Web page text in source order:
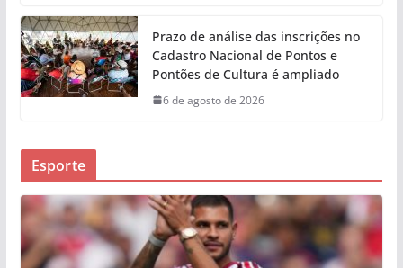
Prazo de análise das inscrições no
Cadastro Nacional de Pontos e
Pontões de Cultura é ampliado
6 de agosto de 2026
Esporte